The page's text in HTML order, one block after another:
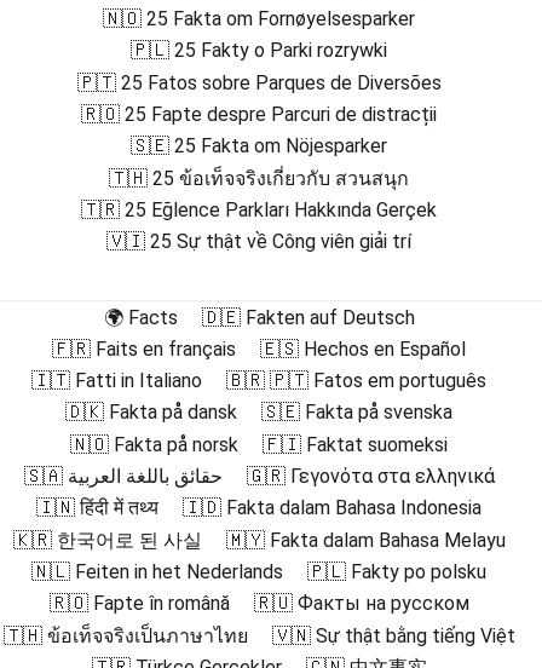
🇳🇴 25 Fakta om Fornøyelsesparker
🇵🇱 25 Fakty o Parki rozrywki
🇵🇹 25 Fatos sobre Parques de Diversões
🇷🇴 25 Fapte despre Parcuri de distracții
🇸🇪 25 Fakta om Nöjesparker
🇹🇭 25 ข้อเท็จจริงเกี่ยวกับ สวนสนุก
🇹🇷 25 Eğlence Parkları Hakkında Gerçek
🇻🇮 25 Sự thật về Công viên giải trí
🌍 Facts
🇩🇪 Fakten auf Deutsch
🇫🇷 Faits en français
🇪🇸 Hechos en Español
🇮🇹 Fatti in Italiano
🇧🇷 🇵🇹 Fatos em português
🇩🇰 Fakta på dansk
🇸🇪 Fakta på svenska
🇳🇴 Fakta på norsk
🇫🇮 Faktat suomeksi
🇸🇦 حقائق باللغة العربية
🇬🇷 Γεγονότα στα ελληνικά
🇮🇳 हिंदी में तथ्य
🇮🇩 Fakta dalam Bahasa Indonesia
🇰🇷 한국어로 된 사실
🇲🇾 Fakta dalam Bahasa Melayu
🇳🇱 Feiten in het Nederlands
🇵🇱 Fakty po polsku
🇷🇴 Fapte în română
🇷🇺 Факты на русском
🇹🇭 ข้อเท็จจริงเป็นภาษาไทย
🇻🇳 Sự thật bằng tiếng Việt